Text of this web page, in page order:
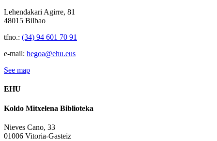
Lehendakari Agirre, 81
48015 Bilbao
tfno.: (34) 94 601 70 91
e-mail: hegoa@ehu.eus
See map
EHU
Koldo Mitxelena Biblioteka
Nieves Cano, 33
01006 Vitoria-Gasteiz